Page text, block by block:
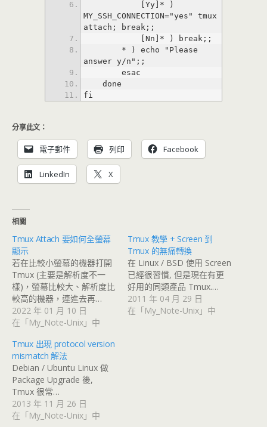
MY_SSH_CONNECTION="yes" tmux
fi
分享此文：
電子郵件 列印 Facebook
LinkedIn X
相關
Tmux Attach 要如何全螢幕
顯示
若在比較小螢幕的機器打開
Tmux (主要是解析度不一
樣)，螢幕比較大、解析度比
較高的機器，連進去再…
2022 年 01 月 10 日
在「My_Note-Unix」中
Tmux 教學 + Screen 到
Tmux 的無痛轉換
在 Linux / BSD 使用 Screen
已經很習慣, 但是現在有更
好用的同類產品 Tmux.…
2011 年 04 月 29 日
在「My_Note-Unix」中
Tmux 出現 protocol version
mismatch 解法
Debian / Ubuntu Linux 做
Package Upgrade 後,
Tmux 很常…
2013 年 11 月 26 日
在「My_Note-Unix」中